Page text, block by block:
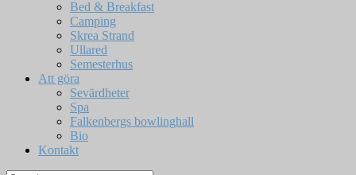
Bed & Breakfast
Camping
Skrea Strand
Ullared
Semesterhus
Att göra
Sevärdheter
Spa
Falkenbergs bowlinghall
Bio
Kontakt